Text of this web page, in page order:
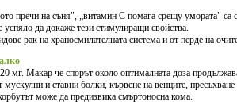
пречи на съня", „витамин C помага срещу умората" са
успяло да докаже тези стимулиращи свойства.
рак на храносмилателната система и от перде на
мг. Макар че спорът около оптималната доза
и ставни болки, кървене на венците,
може да предизвика смъртоносна кома.